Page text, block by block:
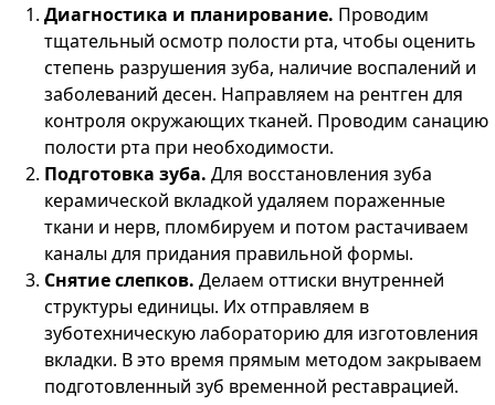
Диагностика и планирование. Проводим
тщательный осмотр полости рта, чтобы оценить
степень разрушения зуба, наличие воспалений и
заболеваний десен. Направляем на рентген для
контроля окружающих тканей. Проводим санацию
полости рта при необходимости.
Подготовка зуба. Для восстановления зуба
керамической вкладкой удаляем пораженные
ткани и нерв, пломбируем и потом растачиваем
каналы для придания правильной формы.
Снятие слепков. Делаем оттиски внутренней
структуры единицы. Их отправляем в
зуботехническую лабораторию для изготовления
вкладки. В это время прямым методом закрываем
подготовленный зуб временной реставрацией.